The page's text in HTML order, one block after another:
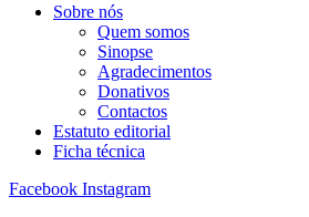
Sobre nós
Quem somos
Sinopse
Agradecimentos
Donativos
Contactos
Estatuto editorial
Ficha técnica
Facebook Instagram